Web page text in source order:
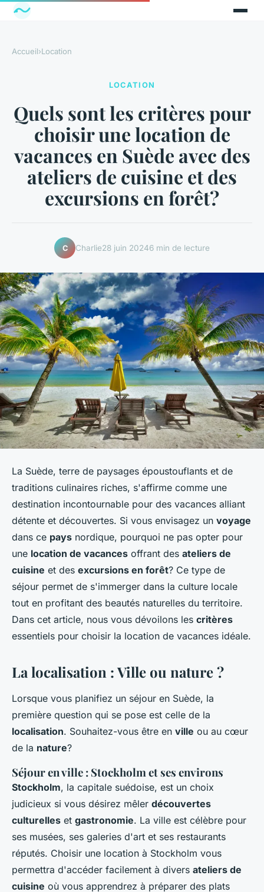
Accueil›Location
LOCATION
Quels sont les critères pour
choisir une location de
vacances en Suède avec des
ateliers de cuisine et des
excursions en forêt?
C Charlie28 juin 20246 min de lecture
La Suède, terre de paysages époustouflants et de
traditions culinaires riches, s'affirme comme une
destination incontournable pour des vacances alliant
détente et découvertes. Si vous envisagez un voyage
dans ce pays nordique, pourquoi ne pas opter pour
une location de vacances offrant des ateliers de
cuisine et des excursions en forêt? Ce type de
séjour permet de s'immerger dans la culture locale
tout en profitant des beautés naturelles du territoire.
Dans cet article, nous vous dévoilons les critères
essentiels pour choisir la location de vacances idéale.
La localisation : Ville ou nature ?
Lorsque vous planifiez un séjour en Suède, la
première question qui se pose est celle de la
localisation. Souhaitez-vous être en ville ou au cœur
de la nature?
Séjour en ville : Stockholm et ses environs
Stockholm, la capitale suédoise, est un choix
judicieux si vous désirez mêler découvertes
culturelles et gastronomie. La ville est célèbre pour
ses musées, ses galeries d'art et ses restaurants
réputés. Choisir une location à Stockholm vous
permettra d'accéder facilement à divers ateliers de
cuisine où vous apprendrez à préparer des plats